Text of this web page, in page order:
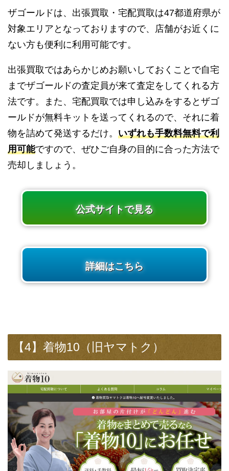
ザゴールドは、出張買取・宅配買取は47都道府県が
対象エリアとなっておりますので、店舗がお近くに
ない方も便利に利用可能です。
出張買取ではあらかじめお願いしておくことで自宅
までザゴールドの査定員が来て査定をしてくれる方
法です。また、宅配買取では申し込みをするとザゴ
ールドが無料キットを送ってくれるので、それに着
物を詰めて発送するだけ。 いずれも手数料無料で利
用可能ですので、ぜひご自身の目的に合った方法で
売却しましょう。
公式サイトで見る
詳細はこちら
【4】着物10（旧ヤマトク）